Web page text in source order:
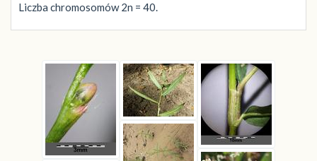
Liczba chromosomów 2n = 40.